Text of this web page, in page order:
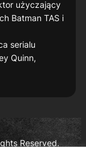
użyczający
Batman TAS i
serialu
Quinn,
Reserved.